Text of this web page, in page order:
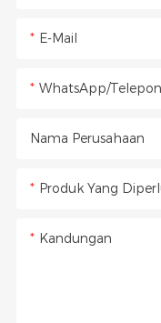
E-Mail
WhatsApp/Telepon
Nama Perusahaan
Produk Yang
Kandungan